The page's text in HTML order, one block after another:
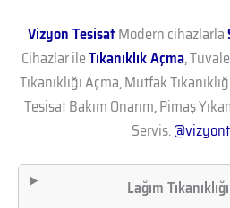
Vizyon TesisatModern cihazlarla
Cihazlar ileTıkanıklık Açma,
Tıkanıklığı Açma, Mutfak
Tesisat Bakım Onarım, Pimaş
Servis.
Lağım